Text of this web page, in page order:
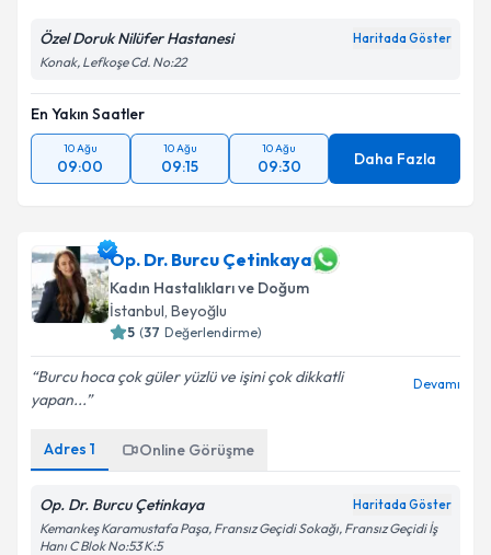
Özel Doruk Nilüfer Hastanesi Haritada Göster
Konak, Lefkoşe Cd. No:22
En Yakın Saatler
10 Ağu
09:00
10 Ağu
09:15
10 Ağu
09:30 Daha Fazla
Op. Dr. Burcu Çetinkaya
Kadın Hastalıkları ve Doğum
İstanbul, Beyoğlu
5 (37 Değerlendirme)
Burcu hoca çok güler yüzlü ve işini çok dikkatli
yapan...
Devamı
Adres 1 Online Görüşme
Op. Dr. Burcu Çetinkaya Haritada Göster
Kemankeş Karamustafa Paşa, Fransız Geçidi Sokağı, Fransız Geçidi İş
Hanı C Blok No:53 K:5